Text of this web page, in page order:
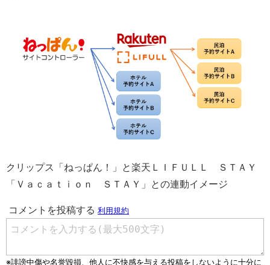
クリップス「ねっぱん！」と楽天ＬＩＦＵＬＬ ＳＴＡＹ
「Ｖａｃａｔｉｏｎ ＳＴＡＹ」との連動イメージ